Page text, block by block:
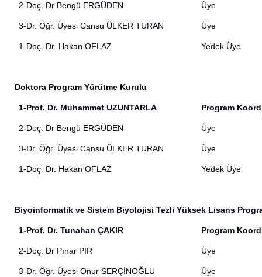
2-Doç. Dr Bengü ERGÜDEN Üye
3-Dr. Öğr. Üyesi Cansu ÜLKER TURAN Üye
1-Doç. Dr. Hakan OFLAZ Yedek Üye
Doktora Program Yürütme Kurulu
1-Prof. Dr. Muhammet UZUNTARLA Program
2-Doç. Dr Bengü ERGÜDEN Üye
3-Dr. Öğr. Üyesi Cansu ÜLKER TURAN Üye
1-Doç. Dr. Hakan OFLAZ Yedek Üye
Biyoinformatik ve Sistem Biyolojisi Tezli Yüksek Lisans
1-Prof. Dr. Tunahan ÇAKIR Program
2-Doç. Dr Pınar PİR Üye
3-Dr. Öğr. Üyesi Onur SERÇİNOĞLU Üye